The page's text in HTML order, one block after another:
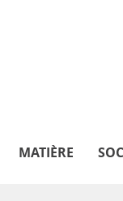
MATIÈRE